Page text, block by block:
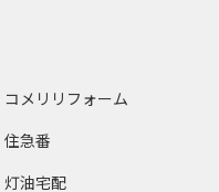
コメリリフォーム
住急番
灯油宅配